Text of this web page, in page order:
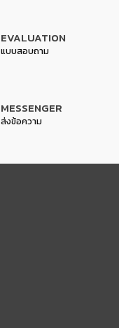
EVALUATION
แบบสอบถาม
MESSENGER
ส่งข้อความ